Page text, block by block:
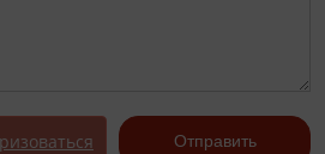
Отправить